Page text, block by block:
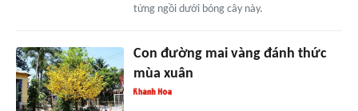
từng ngồi dưới bóng cây này.
Con đường mai vàng đánh thức
mùa xuân